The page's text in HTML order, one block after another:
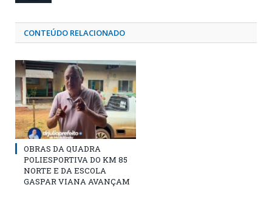
CONTEÚDO RELACIONADO
OBRAS DA QUADRA
POLIESPORTIVA DO KM 85
NORTE E DA ESCOLA
GASPAR VIANA AVANÇAM